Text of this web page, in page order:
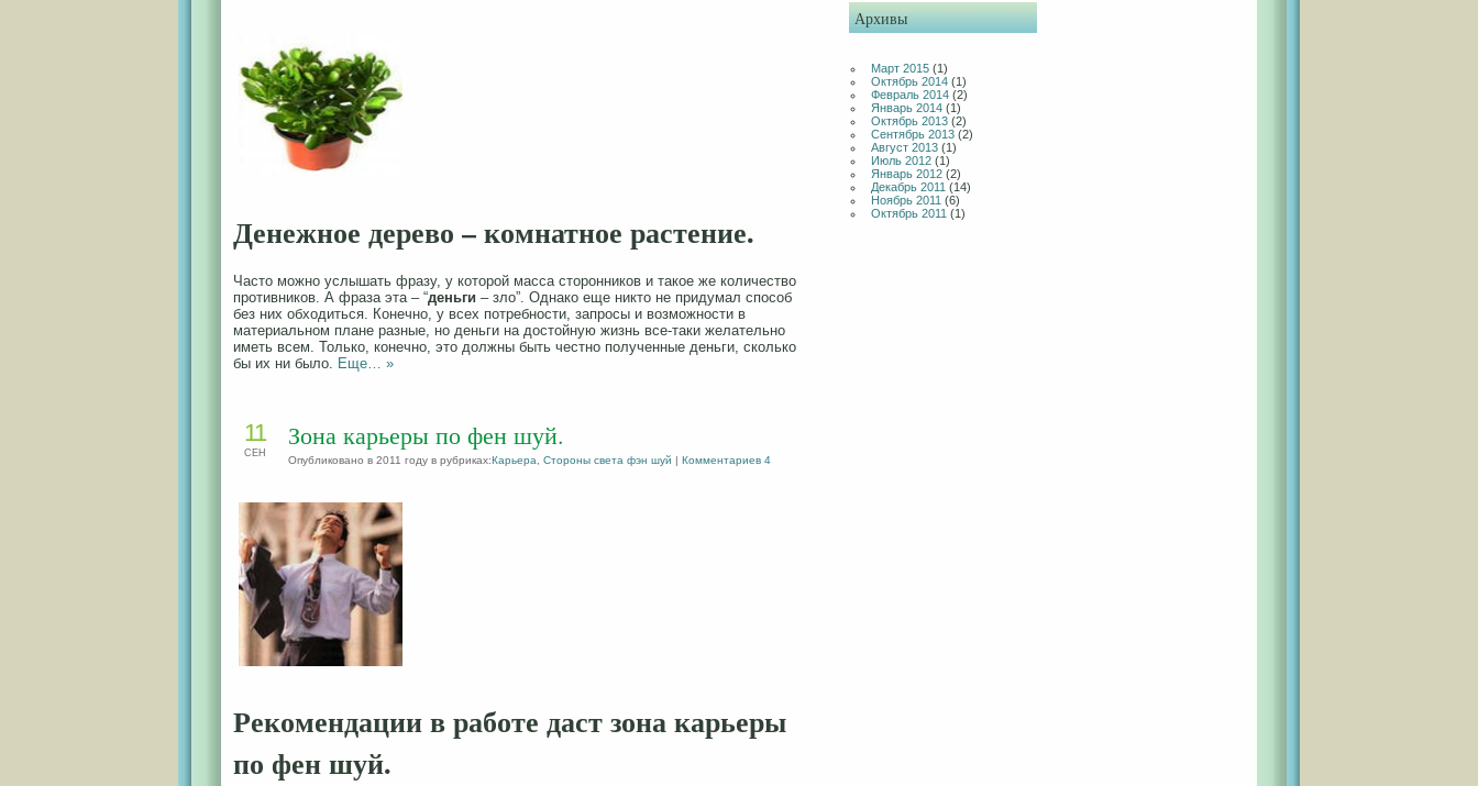
Денежное дерево – комнатное растение.
Часто можно услышать фразу, у которой масса сторонников и такое же количество
противников. А фраза эта – “деньги – зло”. Однако еще никто не придумал способ
без них обходиться. Конечно, у всех потребности, запросы и возможности в
материальном плане разные, но деньги на достойную жизнь все-таки желательно
иметь всем. Только, конечно, это должны быть честно полученные деньги, сколько
бы их ни было. Еще… »
Зона карьеры по фен шуй.
Опубликовано в 2011 году в рубриках:Карьера Стороны света фэн шуй | Комментариев 4
11
СЕН
Рекомендации в работе даст зона карьеры
по фен шуй.
Архивы
Март 2015 (1)
Октябрь 2014 (1)
Февраль 2014 (2)
Январь 2014 (1)
Октябрь 2013 (2)
Сентябрь 2013 (2)
Август 2013 (1)
Июль 2012 (1)
Январь 2012 (2)
Декабрь 2011 (14)
Ноябрь 2011 (6)
Октябрь 2011 (1)